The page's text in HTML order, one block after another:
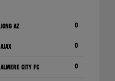
Jong AZ 0
Ajax 0
Almere City FC 0